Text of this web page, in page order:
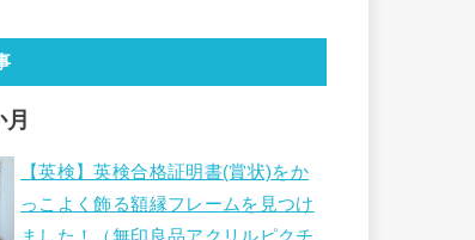
【英検】英検合格証明書(賞状)をか
っこよく飾る額縁フレームを見つけ